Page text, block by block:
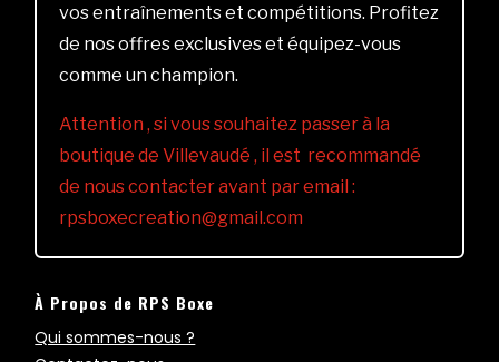
vos entraînements et compétitions. Profitez
de nos offres exclusives et équipez-vous
comme un champion.
Attention , si vous souhaitez passer à la
boutique de Villevaudé , il est recommandé
de nous contacter avant par email :
rpsboxecreation@gmail.com
À Propos de RPS Boxe
Qui sommes-nous ?